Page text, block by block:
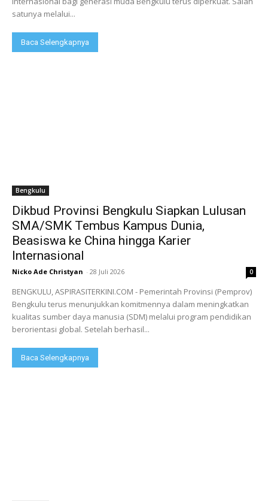
satunya melalui...
Baca Selengkapnya
Bengkulu
Dikbud Provinsi Bengkulu Siapkan Lulusan
SMA/SMK Tembus Kampus Dunia,
Beasiswa ke China hingga Karier
Internasional
Nicko Ade Christyan - 28 Juli 2026 0
BENGKULU, ASPIRASITERKINI.COM - Pemerintah Provinsi (Pemprov)
Bengkulu terus menunjukkan komitmennya dalam meningkatkan
kualitas sumber daya manusia (SDM) melalui program pendidikan
berorientasi global. Setelah berhasil...
Baca Selengkapnya